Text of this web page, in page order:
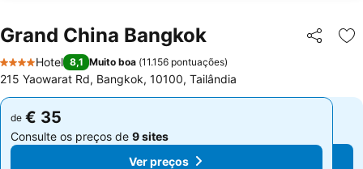
Grand China Bangkok Partilhar
4 Estrelas
Hotel 8,1 Muito boa (11.156 pontuações)
215 Yaowarat Rd, Bangkok, 10100, Tailândia
de € 35
Consulte os preços de 9 sites
Ver preços
de € 35
Consulte os preços de 9 sites
Ver preços